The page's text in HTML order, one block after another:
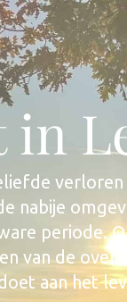
in
nabije
periode.
van de
aan het